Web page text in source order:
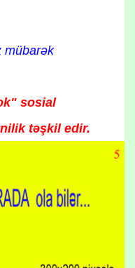
mübarək
sosial
təşkil edir.